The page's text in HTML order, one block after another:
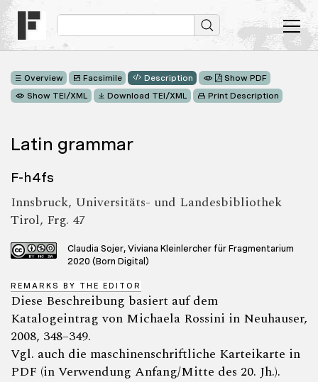
Overview Facsimile Description
Show PDF
Show TEI/XML
Download TEI/XML Print Description
Latin grammar
F-h4fs
Innsbruck, Universitäts- und Landesbibliothek
Tirol, Frg. 47
Claudia Sojer, Viviana Kleinlercher für Fragmentarium
2020 (Born Digital)
REMARKS BY THE EDITOR
Diese Beschreibung basiert auf dem
Katalogeintrag von Michaela Rossini in Neuhauser,
2008, 348–349.
Vgl. auch die maschinenschriftliche Karteikarte in
PDF (in Verwendung Anfang/Mitte des 20. Jh.).